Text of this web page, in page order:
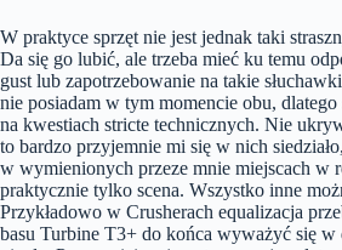
W praktyce sprzęt nie jest jednak taki
Da się go lubić, ale trzeba mieć ku temu
gust lub zapotrzebowanie na takie
nie posiadam w tym momencie obu,
na kwestiach stricte technicznych. Nie
to bardzo przyjemnie mi się w nich
w wymienionych przeze mnie miejscach w
praktycznie tylko scena. Wszystko inne
Przykładowo w Crusherach equalizacja
basu Turbine T3+ do końca wyważyć się